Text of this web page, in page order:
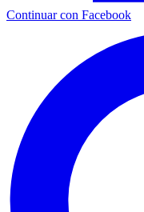
Continuar con Facebook